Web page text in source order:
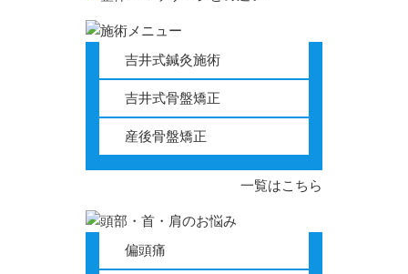
吉井式鍼灸施術
吉井式骨盤矯正
産後骨盤矯正
一覧はこちら
偏頭痛